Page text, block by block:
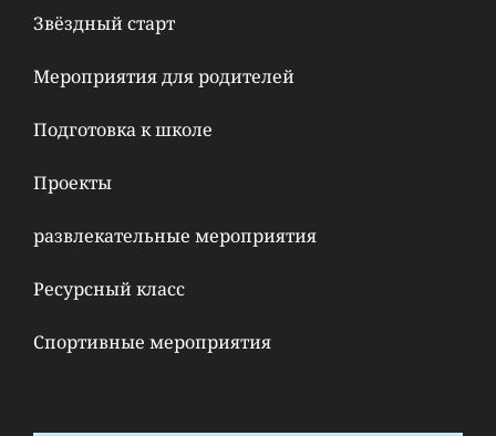
Звёздный старт
Мероприятия для родителей
Подготовка к школе
Проекты
развлекательные мероприятия
Ресурсный класс
Спортивные мероприятия